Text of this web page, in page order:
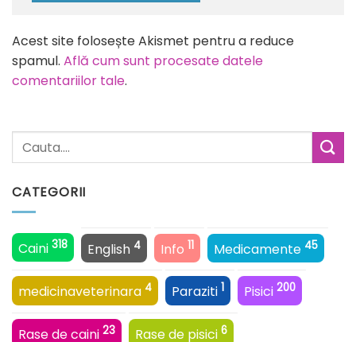
CATEGORII
Caini 318 English 4 Info 11 Medicamente 45
medicinaveterinara 4 Paraziti 1 Pisici 200
Rase de caini 23 Rase de pisici 6
Acest site folosește Akismet pentru a reduce
spamul. Află cum sunt procesate datele
comentariilor tale.